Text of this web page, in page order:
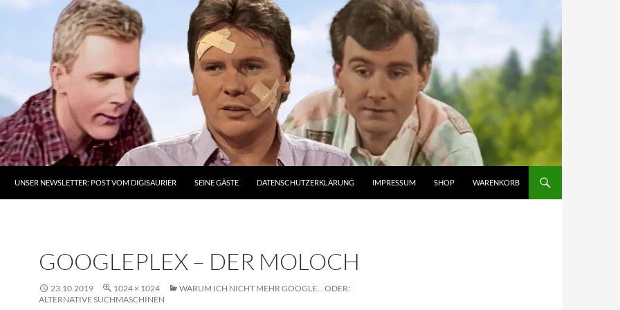
UNSER NEWSLETTER: POST VOM DIGISAURIER SEINE GÄSTE DATENSCHUTZERKLÄRUNG IMPRESSUM SHOP WARENKORB
GOOGLEPLEX – DER MOLOCH
23.10.2019 1024 × 1024
WARUM ICH NICHT MEHR GOOGLE… ODER:
ALTERNATIVE SUCHMASCHINEN